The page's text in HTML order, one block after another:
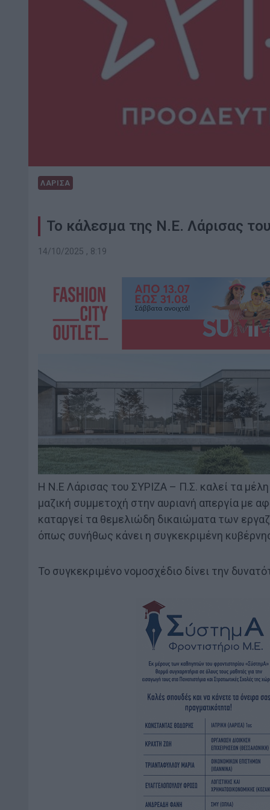
ΛΑΡΙΣΑ
Το κάλεσμα της Ν.Ε. Λάρισας
14/10/2025 , 8:19
Η Ν.Ε Λάρισας του ΣΥΡΙΖΑ – Π.Σ. καλεί τα
μαζική συμμετοχή στην αυριανή απεργία με
καταργεί τα θεμελιώδη δικαιώματα των
όπως συνήθως κάνει η συγκεκριμένη
Το συγκεκριμένο νομοσχέδιο δίνει την